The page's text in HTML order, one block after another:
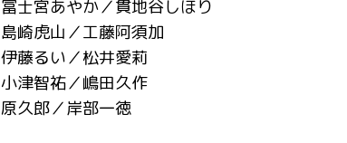
富士宮あやか／貫地谷しほり
島崎虎山／工藤阿須加
伊藤るい／松井愛莉
小津智祐／嶋田久作
原久郎／岸部一徳